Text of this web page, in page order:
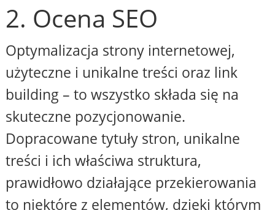
2. Ocena SEO
Optymalizacja strony internetowej,
użyteczne i unikalne treści oraz link
building – to wszystko składa się na
skuteczne pozycjonowanie.
Dopracowane tytuły stron, unikalne
treści i ich właściwa struktura,
prawidłowo działające przekierowania
to niektóre z elementów, dzięki którym